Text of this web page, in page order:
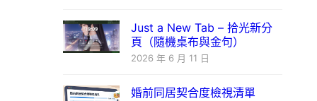
Just a New Tab – 拾光新分
頁（隨機桌布與金句）
2026 年 6 月 11 日
婚前同居契合度檢視清單